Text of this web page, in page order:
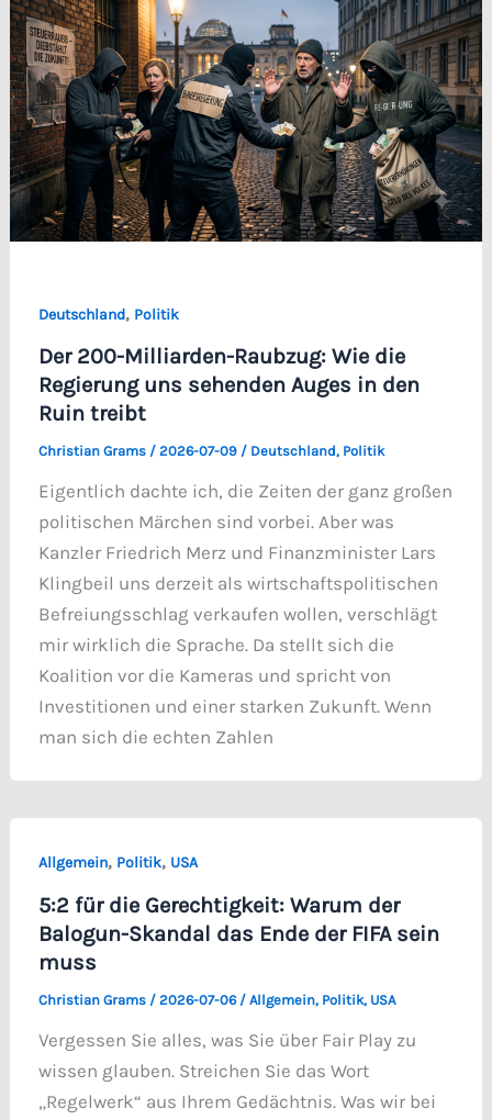
Deutschland, Politik
Der 200-Milliarden-Raubzug: Wie die
Regierung uns sehenden Auges in den
Ruin treibt
Christian Grams / 2026-07-09 / Deutschland, Politik
Eigentlich dachte ich, die Zeiten der ganz großen
politischen Märchen sind vorbei. Aber was
Kanzler Friedrich Merz und Finanzminister Lars
Klingbeil uns derzeit als wirtschaftspolitischen
Befreiungsschlag verkaufen wollen, verschlägt
mir wirklich die Sprache. Da stellt sich die
Koalition vor die Kameras und spricht von
Investitionen und einer starken Zukunft. Wenn
man sich die echten Zahlen
Allgemein, Politik, USA
5:2 für die Gerechtigkeit: Warum der
Balogun-Skandal das Ende der FIFA sein
muss
Christian Grams / 2026-07-06 / Allgemein, Politik, USA
Vergessen Sie alles, was Sie über Fair Play zu
wissen glauben. Streichen Sie das Wort
„Regelwerk“ aus Ihrem Gedächtnis. Was wir bei